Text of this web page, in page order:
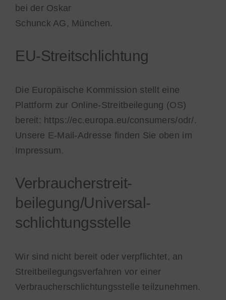
bei der Oskar
Schunck AG, München.
EU-Streitschlichtung
Die Europäische Kommission stellt eine
Plattform zur Online-Streitbeilegung (OS)
bereit: https://ec.europa.eu/consumers/odr/.
Unsere E-Mail-Adresse finden Sie oben im
Impressum.
Verbraucher­streit­
beilegung/Universal­
schlichtungs­stelle
Wir sind nicht bereit oder verpflichtet, an
Streitbeilegungsverfahren vor einer
Verbraucherschlichtungsstelle teilzunehmen.